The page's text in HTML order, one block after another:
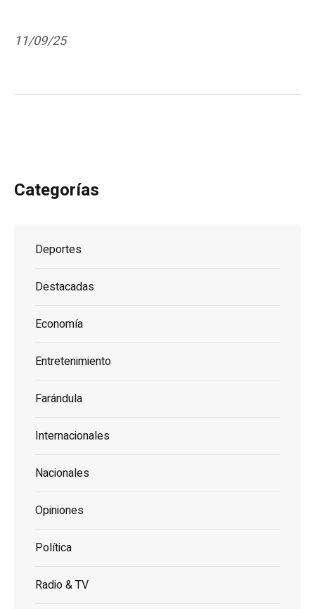
11/09/25
Categorías
Deportes
Destacadas
Economía
Entretenimiento
Farándula
Internacionales
Nacionales
Opiniones
Política
Radio & TV